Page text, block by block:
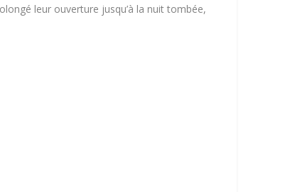
leur ouverture jusqu’à la nuit tombée,